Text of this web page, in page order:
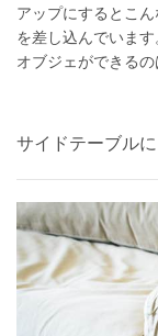
アップにするとこ
を差し込んでいま
オブジェができるの
サイドテーブル